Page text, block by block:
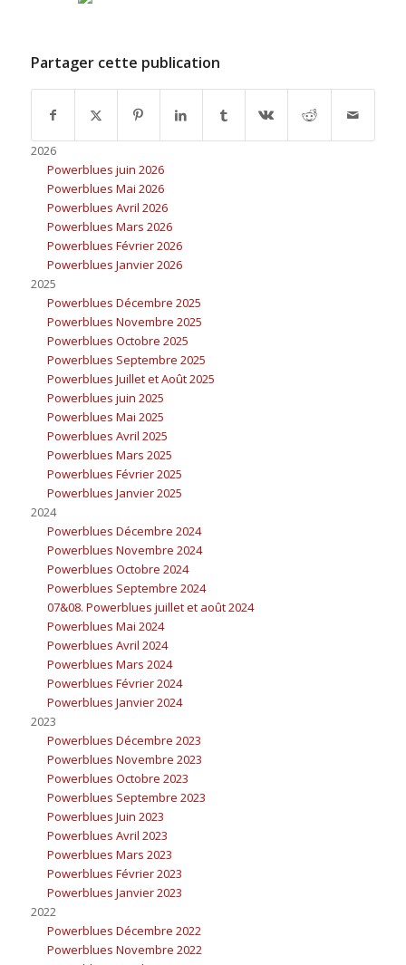
Partager cette publication
2026
Powerblues juin 2026
Powerblues Mai 2026
Powerblues Avril 2026
Powerblues Mars 2026
Powerblues Février 2026
Powerblues Janvier 2026
2025
Powerblues Décembre 2025
Powerblues Novembre 2025
Powerblues Octobre 2025
Powerblues Septembre 2025
Powerblues Juillet et Août 2025
Powerblues juin 2025
Powerblues Mai 2025
Powerblues Avril 2025
Powerblues Mars 2025
Powerblues Février 2025
Powerblues Janvier 2025
2024
Powerblues Décembre 2024
Powerblues Novembre 2024
Powerblues Octobre 2024
Powerblues Septembre 2024
07&08. Powerblues juillet et août 2024
Powerblues Mai 2024
Powerblues Avril 2024
Powerblues Mars 2024
Powerblues Février 2024
Powerblues Janvier 2024
2023
Powerblues Décembre 2023
Powerblues Novembre 2023
Powerblues Octobre 2023
Powerblues Septembre 2023
Powerblues Juin 2023
Powerblues Avril 2023
Powerblues Mars 2023
Powerblues Février 2023
Powerblues Janvier 2023
2022
Powerblues Décembre 2022
Powerblues Novembre 2022